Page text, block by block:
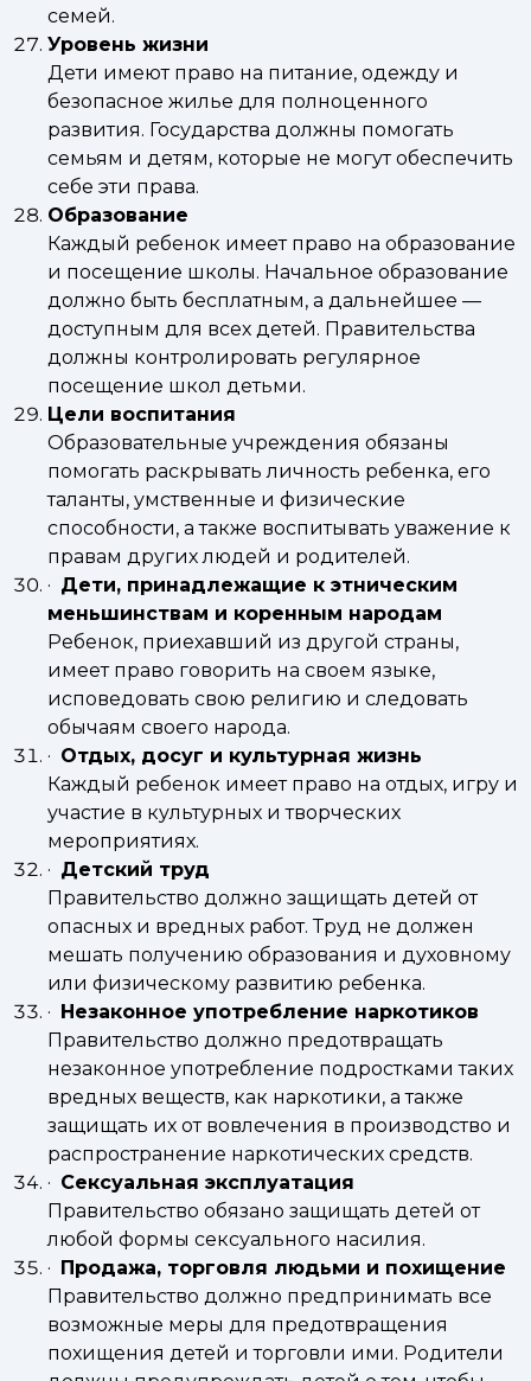
семей.
Уровень жизни
Дети имеют право на питание, одежду и
безопасное жилье для полноценного
развития. Государства должны помогать
семьям и детям, которые не могут обеспечить
себе эти права.
Образование
Каждый ребенок имеет право на образование
и посещение школы. Начальное образование
должно быть бесплатным, а дальнейшее —
доступным для всех детей. Правительства
должны контролировать регулярное
посещение школ детьми.
Цели воспитания
Образовательные учреждения обязаны
помогать раскрывать личность ребенка, его
таланты, умственные и физические
способности, а также воспитывать уважение к
правам других людей и родителей.
· Дети, принадлежащие к этническим
меньшинствам и коренным народам
Ребенок, приехавший из другой страны,
имеет право говорить на своем языке,
исповедовать свою религию и следовать
обычаям своего народа.
· Отдых, досуг и культурная жизнь
Каждый ребенок имеет право на отдых, игру и
участие в культурных и творческих
мероприятиях.
· Детский труд
Правительство должно защищать детей от
опасных и вредных работ. Труд не должен
мешать получению образования и духовному
или физическому развитию ребенка.
· Незаконное употребление наркотиков
Правительство должно предотвращать
незаконное употребление подростками таких
вредных веществ, как наркотики, а также
защищать их от вовлечения в производство и
распространение наркотических средств.
· Сексуальная эксплуатация
Правительство обязано защищать детей от
любой формы сексуального насилия.
· Продажа, торговля людьми и похищение
Правительство должно предпринимать все
возможные меры для предотвращения
похищения детей и торговли ими. Родители